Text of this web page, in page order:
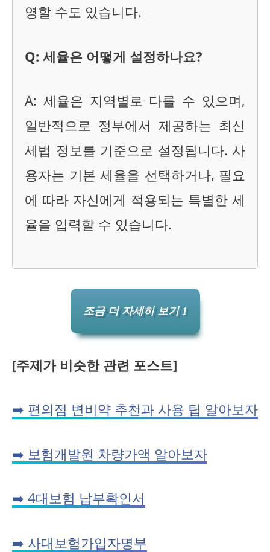
영할 수도 있습니다.
Q: 세율은 어떻게 설정하나요?
A: 세율은 지역별로 다를 수 있으며,
일반적으로 정부에서 제공하는 최신
세법 정보를 기준으로 설정됩니다. 사
용자는 기본 세율을 선택하거나, 필요
에 따라 자신에게 적용되는 특별한 세
율을 입력할 수 있습니다.
조금 더 자세히 보기 1
[주제가 비슷한 관련 포스트]
➡️ 편의점 변비약 추천과 사용 팁 알아보자
➡️ 보험개발원 차량가액 알아보자
➡️ 4대보험 납부확인서
➡️ 사대보험가입자명부